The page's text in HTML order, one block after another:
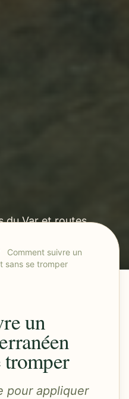
du Var et routes
Comment suivre un
sans se tromper
un
tromper
pour appliquer